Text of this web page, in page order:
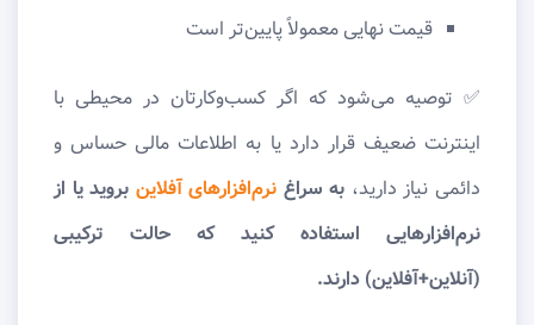
قیمت نهایی معمولاً پایین‌تر است
✅ توصیه می‌شود که اگر کسب‌وکارتان در محیطی با
اینترنت ضعیف قرار دارد یا به اطلاعات مالی حساس و
دائمی نیاز دارید، به سراغ نرم‌افزارهای آفلاین بروید یا از
نرم‌افزارهایی استفاده کنید که حالت ترکیبی
(آنلاین+آفلاین) دارند.